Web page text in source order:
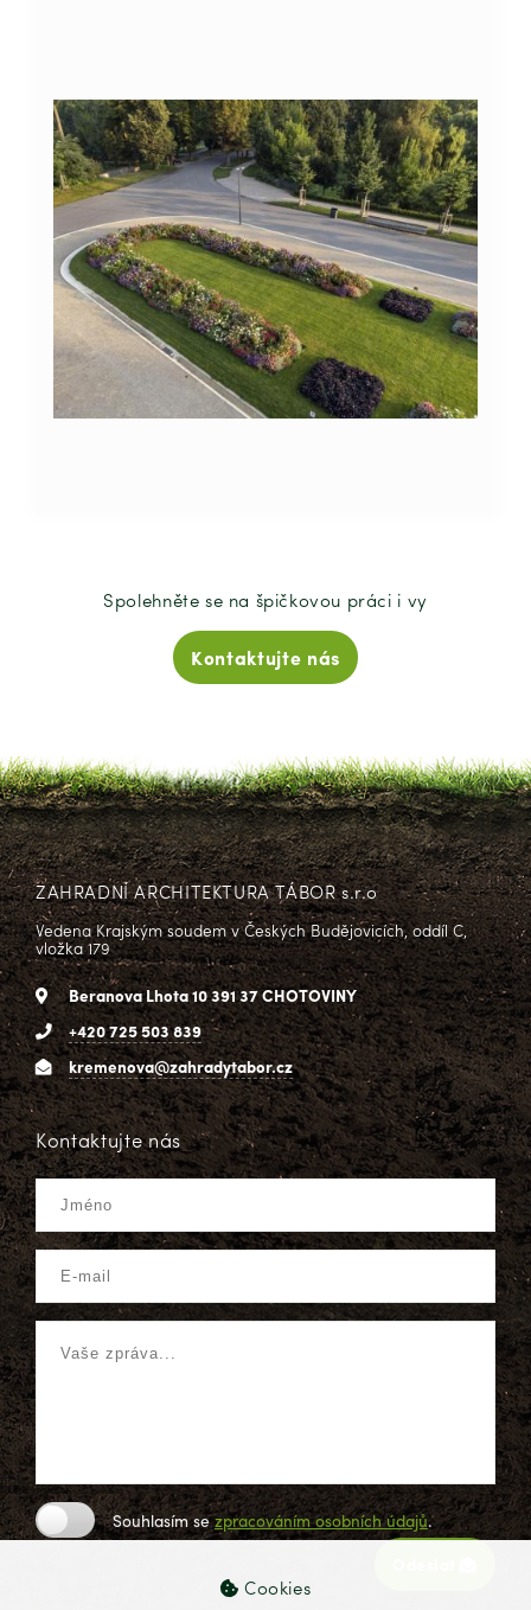
Spolehněte se na špičkovou práci i vy
Kontaktujte nás
ZAHRADNÍ ARCHITEKTURA TÁBOR s.r.o
Vedena Krajským soudem v Českých Budějovicích, oddíl C,
vložka 179
Beranova Lhota 10 391 37 CHOTOVINY
+420 725 503 839
kremenova@zahradytabor.cz
Kontaktujte nás
Souhlasím sezpracováním osobních údajů.
Cookies